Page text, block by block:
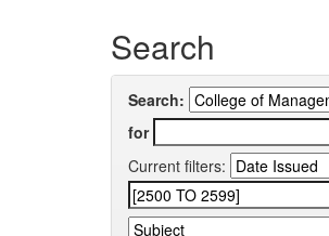
Search
Search:
for
Current filters: